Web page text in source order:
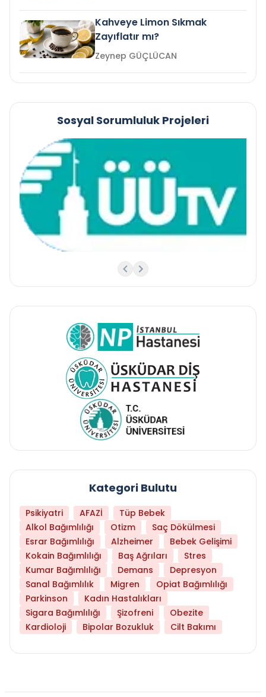
Kahveye Limon Sıkmak
Zayıflatır mı?
Zeynep GÜÇLÜCAN
Sosyal Sorumluluk Projeleri
Kategori Bulutu
Psikiyatri AFAZİ
Tüp Bebek
Alkol Bağımlılığı
Otizm
Saç Dökülmesi
Esrar Bağımlılığı
Alzheimer
Bebek Gelişimi
Kokain Bağımlılığı
Baş Ağrıları
Stres
Kumar Bağımlılığı
Demans
Depresyon
Sanal Bağımlılık
Migren
Opiat Bağımlılığı
Parkinson
Kadın Hastalıkları
Sigara Bağımlılığı
Şizofreni
Obezite
Kardioloji
Bipolar Bozukluk Cilt Bakımı